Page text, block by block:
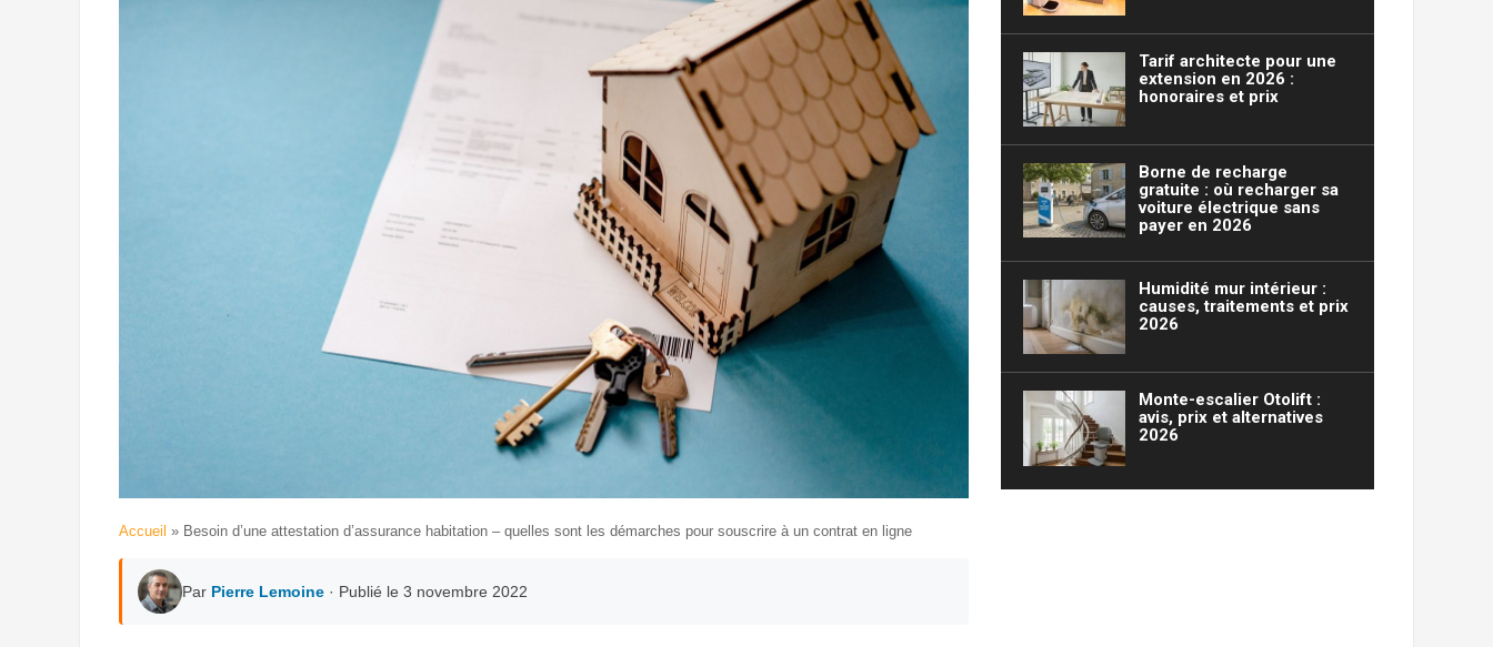
Accueil » Besoin d’une attestation d’assurance habitation – quelles sont les démarches pour souscrire à un contrat en ligne
Par Pierre Lemoine · Publié le 3 novembre 2022
Tarif architecte pour une
extension en 2026 :
honoraires et prix
Borne de recharge
gratuite : où recharger sa
voiture électrique sans
payer en 2026
Humidité mur intérieur :
causes, traitements et prix
2026
Monte-escalier Otolift :
avis, prix et alternatives
2026